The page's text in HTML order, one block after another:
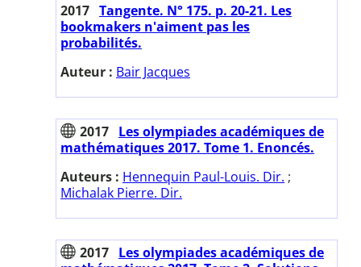
2017 Tangente. N° 175. p. 20-21. Les
bookmakers n'aiment pas les
probabilités.
Auteur : Bair Jacques
2017 Les olympiades académiques de
mathématiques 2017. Tome 1. Enoncés.
Auteurs : Hennequin Paul-Louis. Dir. ;
Michalak Pierre. Dir.
2017 Les olympiades académiques de